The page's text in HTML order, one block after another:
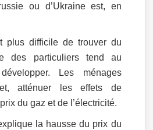
ou d’Ukraine est, en
plus difficile de trouver du
des particuliers tend au
Les ménages
atténuer les effets de
du gaz et de l’électricité.
la hausse du prix du